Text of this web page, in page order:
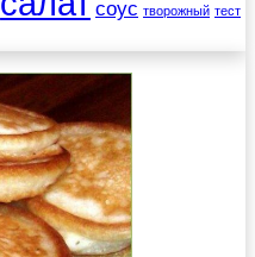
соус творожный тест